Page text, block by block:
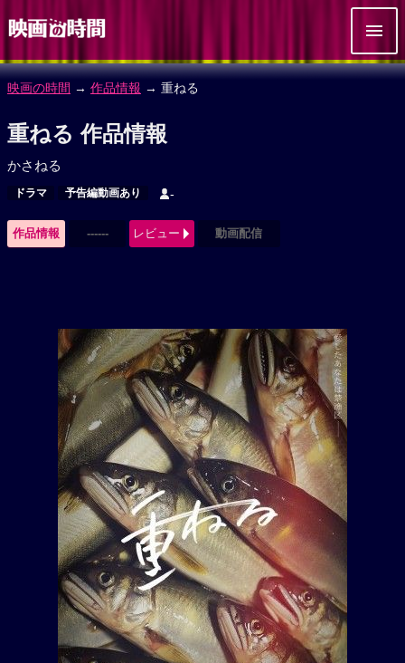
映画の時間 → 作品情報 → 重ねる
重ねる 作品情報
かさねる
ドラマ 予告編動画あり -
作品情報 ------ レビュー 動画配信